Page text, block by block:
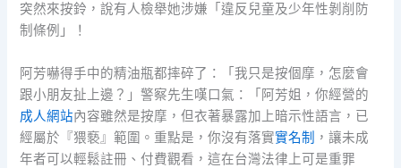
突然來按鈴，說有人檢舉她涉嫌「違反兒童及少年性剝削防
制條例」！
阿芳嚇得手中的精油瓶都摔碎了：「我只是按個摩，怎麼會
跟小朋友扯上邊？」警察先生嘆口氣：「阿芳姐，你經營的
成人網站內容雖然是按摩，但衣著暴露加上暗示性語言，已
經屬於『猥褻』範圍。重點是，你沒有落實實名制 ，讓未成
年者可以輕鬆註冊、付費觀看，這在台灣法律上可是重罪